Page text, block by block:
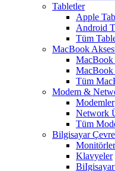
Tabletler
Apple
Android
Tüm
MacBook
MacBook
MacBook
Tüm
Modem &
Modemler
Network
Tüm
Bilgisayar
Monitörler
Klavyeler